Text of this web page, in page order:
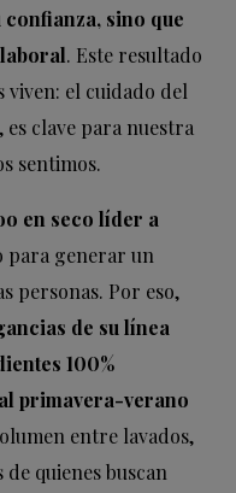
sino que
. Este resultado
viven: el cuidado del
es clave para nuestra
sentimos.
en seco líder a
para generar un
personas. Por eso,
de su línea
100%
primavera-verano
entre lavados,
quienes buscan